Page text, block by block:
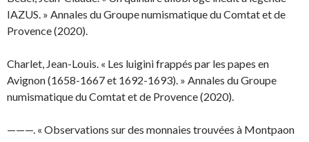
IAZUS. » Annales du Groupe numismatique du Comtat et de
Provence (2020).
Charlet, Jean-Louis. « Les luigini frappés par les papes en
Avignon (1658-1667 et 1692-1693). » Annales du Groupe
numismatique du Comtat et de Provence (2020).
———. « Observations sur des monnaies trouvées à Montpaon